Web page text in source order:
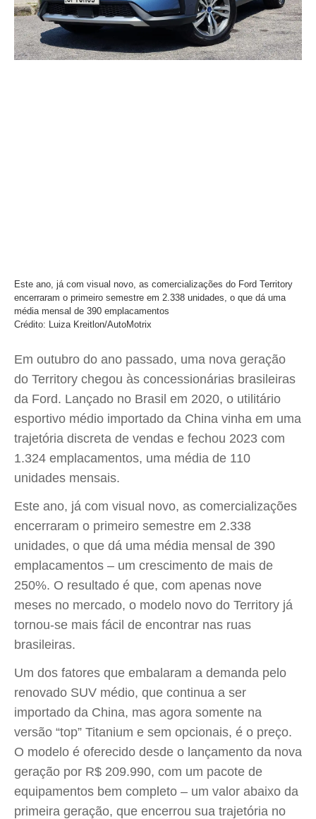
Este ano, já com visual novo, as comercializações do Ford Territory
encerraram o primeiro semestre em 2.338 unidades, o que dá uma
média mensal de 390 emplacamentos
Crédito: Luiza Kreitlon/AutoMotrix
Em outubro do ano passado, uma nova geração
do Territory chegou às concessionárias brasileiras
da Ford. Lançado no Brasil em 2020, o utilitário
esportivo médio importado da China vinha em uma
trajetória discreta de vendas e fechou 2023 com
1.324 emplacamentos, uma média de 110
unidades mensais.
Este ano, já com visual novo, as comercializações
encerraram o primeiro semestre em 2.338
unidades, o que dá uma média mensal de 390
emplacamentos – um crescimento de mais de
250%. O resultado é que, com apenas nove
meses no mercado, o modelo novo do Territory já
tornou-se mais fácil de encontrar nas ruas
brasileiras.
Um dos fatores que embalaram a demanda pelo
renovado SUV médio, que continua a ser
importado da China, mas agora somente na
versão “top” Titanium e sem opcionais, é o preço.
O modelo é oferecido desde o lançamento da nova
geração por R$ 209.990, com um pacote de
equipamentos bem completo – um valor abaixo da
primeira geração, que encerrou sua trajetória no